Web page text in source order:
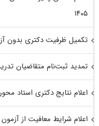
۱۴۰۵
تکمیل ظرفیت دکتری بدون
تمدید ثبت‌نام متقاضیان تدریس
اعلام نتایج دکتری استاد
اعلام شرایط معافیت از